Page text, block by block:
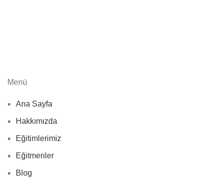
Menü
Ana Sayfa
Hakkımızda
Eğitimlerimiz
Eğitmenler
Blog